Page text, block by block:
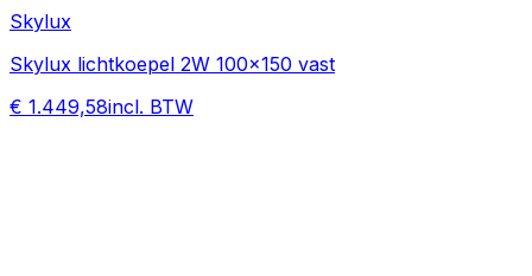
Skylux
Skylux lichtkoepel 2W 100x150 vast
€ 1.449,58incl. BTW